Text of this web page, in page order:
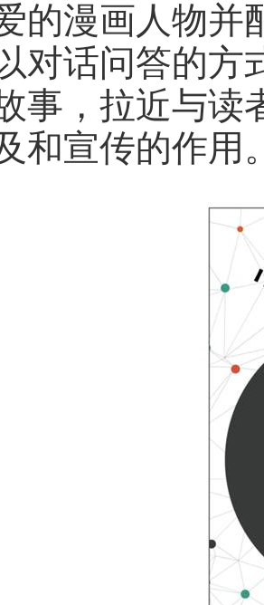
的漫画人物并
对话问答的方
事，拉近与读
和宣传的作用